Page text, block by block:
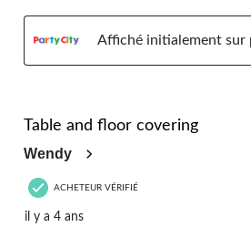
Affiché initialement sur
Table and floor covering
Wendy
ACHETEUR VÉRIFIÉ
il y a 4 ans